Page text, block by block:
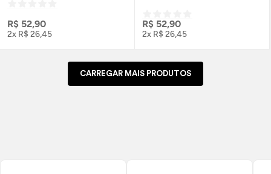
R$ 52,90
2x R$ 26,45
R$ 52,90
2x R$ 26,45
CARREGAR MAIS PRODUTOS